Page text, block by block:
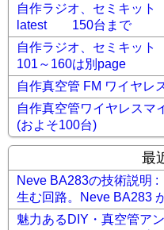
自作ラジオ、セミ
latest 150台まで
自作ラジオ、セミキッ
101～160は別page
自作真空管 FM ワイヤ
自作真空管ワイヤレス
(およそ100台)
最
Neve BA283の技術説
生む回路。Neve BA283
魅力あるDIY・真空管ア